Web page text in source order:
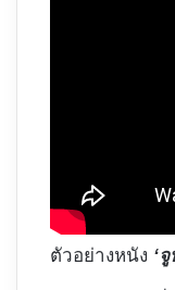
ตัวอย่างหนัง ‘